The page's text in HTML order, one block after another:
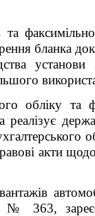
бланка
обліку та
акти
№ 363,